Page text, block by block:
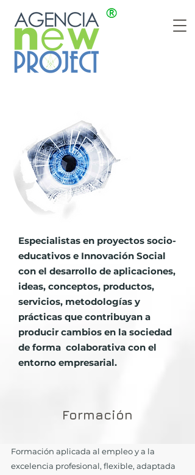
Especialistas en proyectos socio-
educativos e Innovación Social
con el desarrollo de aplicaciones,
ideas, conceptos, productos,
servicios, metodologías y
prácticas que contribuyan a
producir cambios en la sociedad
de forma colaborativa con el
entorno empresarial.
Formación
Formación aplicada al empleo y a la
excelencia profesional, flexible, adaptada